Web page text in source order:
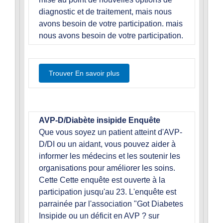
diagnostic et de traitement, mais nous
avons besoin de votre participation. mais
nous avons besoin de votre participation.
Trouver En savoir plus
AVP-D/Diabète insipide Enquête
Que vous soyez un patient atteint d'AVP-
D/DI ou un aidant, vous pouvez aider à
informer les médecins et les soutenir les
organisations pour améliorer les soins.
Cette Cette enquête est ouverte à la
participation jusqu'au 23. L'enquête est
parrainée par l'association "Got Diabetes
Insipide ou un déficit en AVP ? sur